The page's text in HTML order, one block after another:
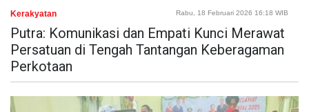
Kerakyatan Rabu, 18 Februari 2026 16:18 WIB
Putra: Komunikasi dan Empati Kunci Merawat
Persatuan di Tengah Tantangan Keberagaman
Perkotaan